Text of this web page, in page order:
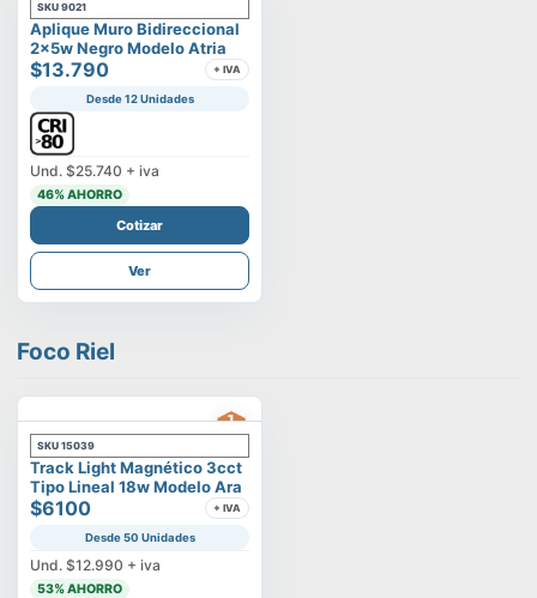
SKU 9021
Aplique Muro Bidireccional
2x5w Negro Modelo Atria
$13.790 + IVA
Desde 12 Unidades
Und. $25.740 + iva
46% AHORRO
Cotizar
Ver
Foco Riel
SKU 15039
Track Light Magnético 3cct
Tipo Lineal 18w Modelo Ara
$6100 + IVA
Desde 50 Unidades
Und. $12.990 + iva
53% AHORRO